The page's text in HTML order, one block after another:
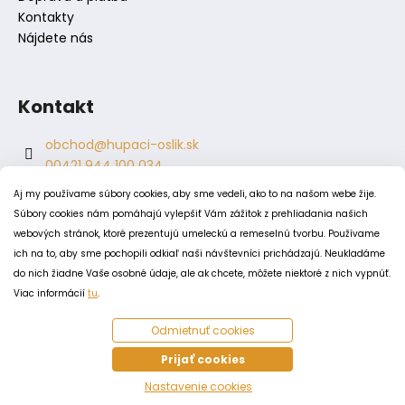
Aj my používame súbory cookies, aby sme vedeli, ako to na našom webe žije.
Súbory cookies nám pomáhajú vylepšiť Vám zážitok z prehliadania našich
webových stránok, ktoré prezentujú umeleckú a remeselnú tvorbu. Používame
ich na to, aby sme pochopili odkiaľ naši návštevníci prichádzajú. Neukladáme
do nich žiadne Vaše osobné údaje, ale ak chcete, môžete niektoré z nich vypnúť.
Viac informácií tu.
Odmietnuť cookies
Prijať cookies
Nastavenie cookies
Kontakty
Nájdete nás
Kontakt
obchod@hupaci-oslik.sk
00421 944 100 034
00421 944 904 704
hupaci.oslik
dagmar.juricova
PODMIENKY
Odstúpenie od zmluvy
Zásady spracovania a ochrany osobných údajov
Zásady používania súborov cookie